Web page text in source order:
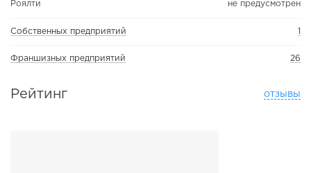
Роялти не предусмотрен
Собственных предприятий 1
Франшизных предприятий 26
Рейтинг отзывы